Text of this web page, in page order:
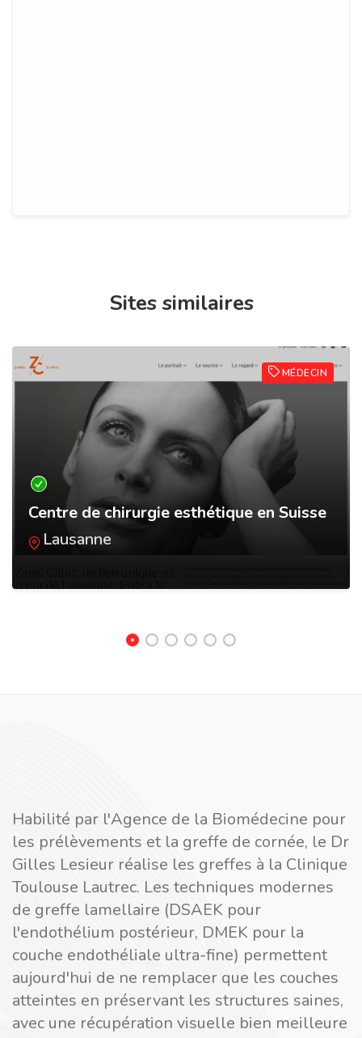
Sites similaires
MÉDECIN
Centre de chirurgie esthétique en Suisse
Lausanne
Habilité par l'Agence de la Biomédecine pour
les prélèvements et la greffe de cornée, le Dr
Gilles Lesieur réalise les greffes à la Clinique
Toulouse Lautrec. Les techniques modernes
de greffe lamellaire (DSAEK pour
l'endothélium postérieur, DMEK pour la
couche endothéliale ultra-fine) permettent
aujourd'hui de ne remplacer que les couches
atteintes en préservant les structures saines,
avec une récupération visuelle bien meilleure